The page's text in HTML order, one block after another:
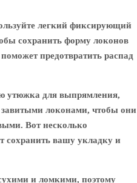
легкий фиксирующий
сохранить форму локонов
предотвратить распад
утюжка для выпрямления,
локонами, чтобы они
Вот несколько
сохранить вашу укладку и
и ломкими, поэтому